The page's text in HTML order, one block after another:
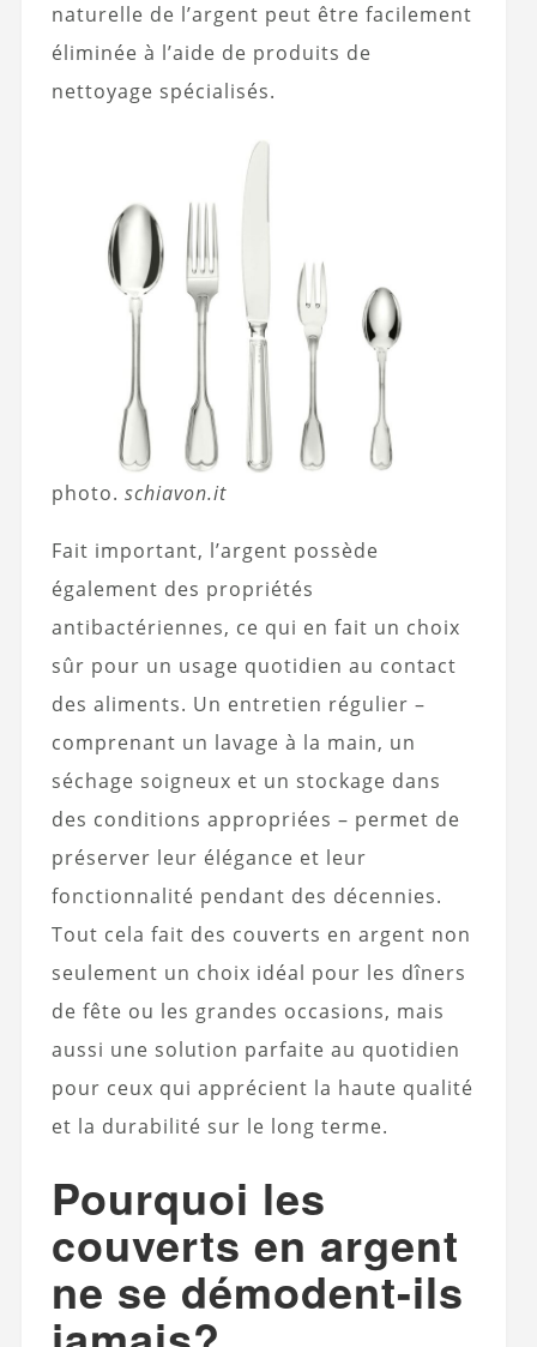
naturelle de l’argent peut être facilement
éliminée à l’aide de produits de
nettoyage spécialisés.
photo. schiavon.it
Fait important, l’argent possède
également des propriétés
antibactériennes, ce qui en fait un choix
sûr pour un usage quotidien au contact
des aliments. Un entretien régulier –
comprenant un lavage à la main, un
séchage soigneux et un stockage dans
des conditions appropriées – permet de
préserver leur élégance et leur
fonctionnalité pendant des décennies.
Tout cela fait des couverts en argent non
seulement un choix idéal pour les dîners
de fête ou les grandes occasions, mais
aussi une solution parfaite au quotidien
pour ceux qui apprécient la haute qualité
et la durabilité sur le long terme.
Pourquoi les
couverts en argent
ne se démodent-ils